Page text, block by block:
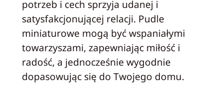
potrzeb i cech sprzyja udanej i
satysfakcjonującej relacji. Pudle
miniaturowe mogą być wspaniałymi
towarzyszami, zapewniając miłość i
radość, a jednocześnie wygodnie
dopasowując się do Twojego domu.